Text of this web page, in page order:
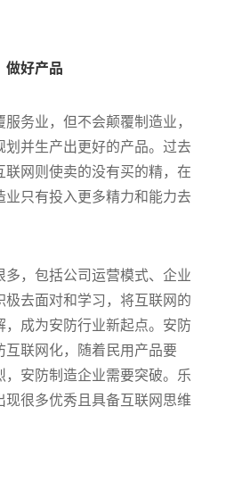
做好产品
务业，但不会颠覆制造业，
并生产出更好的产品。过去
网则使卖的没有买的精，在
只有投入更多精力和能力去
，包括公司运营模式、企业
去面对和学习，将互联网的
成为安防行业新起点。安防
联网化，随着民用产品要
安防制造企业需要突破。乐
很多优秀且具备互联网思维